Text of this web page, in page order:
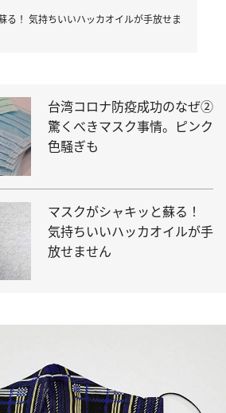
る！ 気持ちいいハッカオイルが手放せま
台湾コロナ防疫成功のなぜ②
驚くべきマスク事情。ピンク
色騒ぎも
マスクがシャキッと蘇る！
気持ちいいハッカオイルが手
放せません